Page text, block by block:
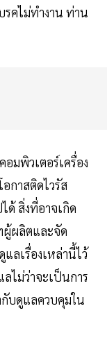
รคไม่ทำงาน ท่าน
มพิวเตอร์เครื่อง
กาสติดไวรัส
ด้ สิ่งที่อาจเกิด
ผู้ผลิตและจัด
แลเรื่องเหล่านี้ไว้
ไม่ว่าจะเป็นการ
กับดูแลควบคุมใน